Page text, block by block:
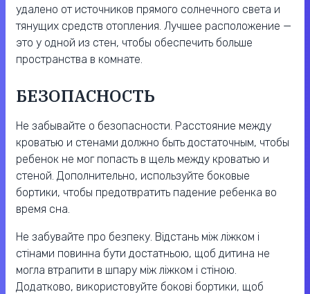
удалено от источников прямого солнечного света и
тянущих средств отопления. Лучшее расположение —
это у одной из стен, чтобы обеспечить больше
пространства в комнате.
БЕЗОПАСНОСТЬ
Не забывайте о безопасности. Расстояние между
кроватью и стенами должно быть достаточным, чтобы
ребенок не мог попасть в щель между кроватью и
стеной. Дополнительно, используйте боковые
бортики, чтобы предотвратить падение ребенка во
время сна.
Не забувайте про безпеку. Відстань між ліжком і
стінами повинна бути достатньою, щоб дитина не
могла втрапити в шпару між ліжком і стіною.
Додатково, використовуйте бокові бортики, щоб